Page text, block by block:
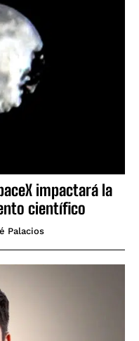
impactará la
científico
Palacios